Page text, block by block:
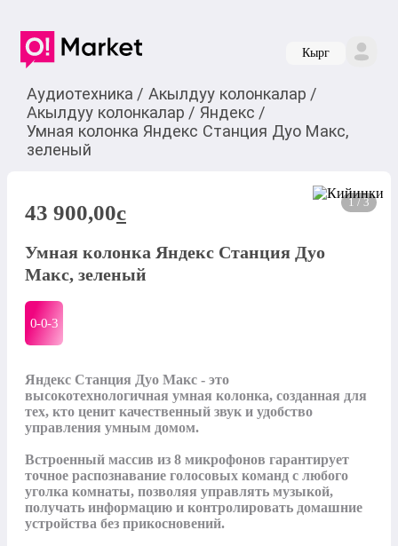
Кырг
Аудиотехника / Акылдуу колонкалар /
Акылдуу колонкалар / Яндекс /
Умная колонка Яндекс Станция Дуо Макс,
зеленый
1 / 3
43 900,00c
Умная колонка Яндекс Станция Дуо
Макс, зеленый
0-0-3
Яндекс Станция Дуо Макс - это
высокотехнологичная умная колонка, созданная для
тех, кто ценит качественный звук и удобство
управления умным домом.
Встроенный массив из 8 микрофонов гарантирует
точное распознавание голосовых команд с любого
уголка комнаты, позволяя управлять музыкой,
получать информацию и контролировать домашние
устройства без прикосновений.